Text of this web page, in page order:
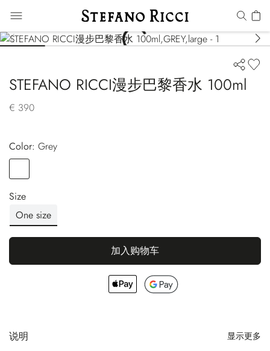
STEFANO RICCI漫步巴黎香水 100ml
€ 390
Color:
grey
Size
One size
加入购物车
说明 显示更多